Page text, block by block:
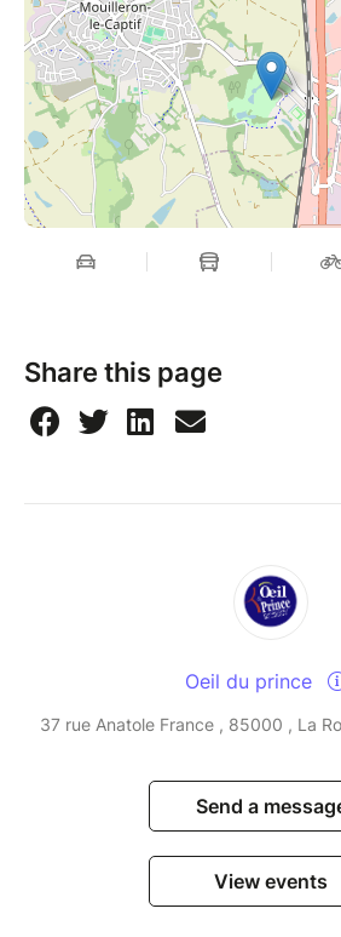
Share this page
Oeil du prince
37 rue Anatole France , 85000 , La
Send a
View events